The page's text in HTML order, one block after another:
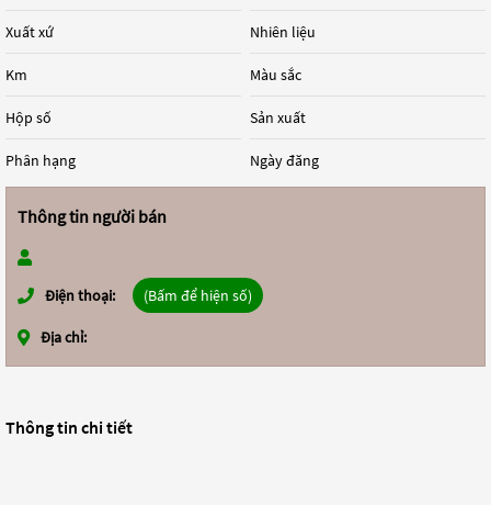
Xuất xứ
Km
Hộp số
Phân hạng
Nhiên liệu
Màu sắc
Sản xuất
Ngày đăng
Thông tin người bán
Điện thoại: (Bấm để hiện số)
Địa chỉ:
Thông tin chi tiết